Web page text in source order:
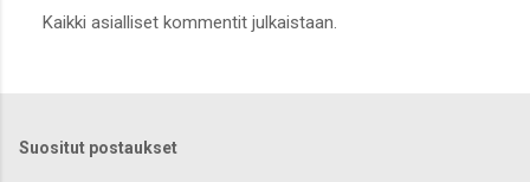
ä
o
Kaikki asialliset kommentit julkaistaan.
Suositut postaukset